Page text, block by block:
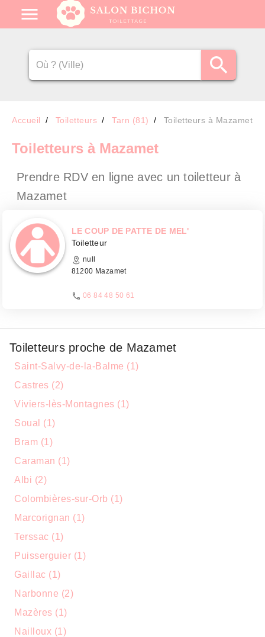
Accueil Toiletteurs Tarn (81) Toiletteurs à Mazamet
Toiletteurs à Mazamet
Prendre RDV en ligne avec un toiletteur à
Mazamet
LE COUP DE PATTE DE MEL'
Toiletteur
null
81200 Mazamet
06 84 48 50 61
Toiletteurs proche de Mazamet
Saint-Salvy-de-la-Balme (1)
Castres (2)
Viviers-lès-Montagnes (1)
Soual (1)
Bram (1)
Caraman (1)
Albi (2)
Colombières-sur-Orb (1)
Marcorignan (1)
Terssac (1)
Puisserguier (1)
Gaillac (1)
Narbonne (2)
Mazères (1)
Nailloux (1)